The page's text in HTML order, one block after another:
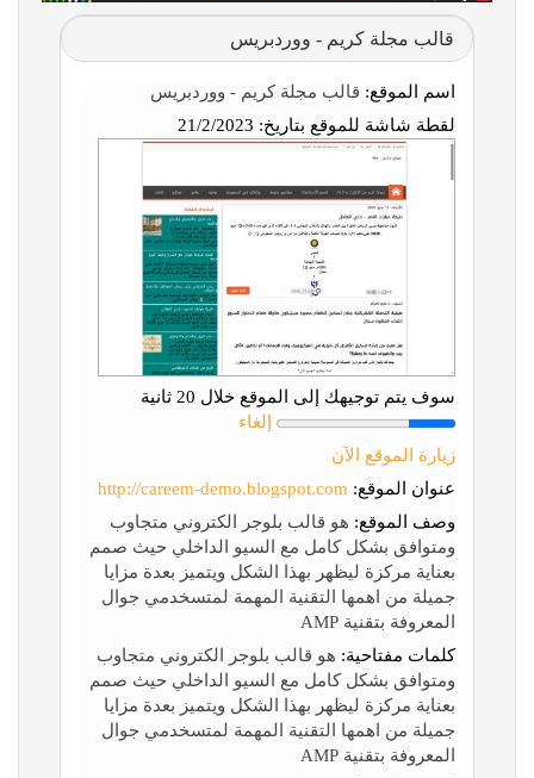
قالب مجلة كريم - ووردبريس
اسم الموقع: قالب مجلة كريم - ووردبريس
لقطة شاشة للموقع بتاريخ:
سوف يتم توجيهك إلى الموقع خلال 20 ثانية
إلغاء
زيارة الموقع الآن
عنوان الموقع: http://careem-demo.blogspot.com
وصف الموقع: هو قالب بلوجر الكتروني متجاوب
ومتوافق بشكل كامل مع السيو الداخلي حيث صمم
بعناية مركزة ليظهر بهذا الشكل ويتميز بعدة مزايا
جميلة من اهمها التقنية المهمة لمتسخدمي جوال
المعروفة بتقنية AMP
كلمات مفتاحية: هو قالب بلوجر الكتروني متجاوب
ومتوافق بشكل كامل مع السيو الداخلي حيث صمم
بعناية مركزة ليظهر بهذا الشكل ويتميز بعدة مزايا
جميلة من اهمها التقنية المهمة لمتسخدمي جوال
المعروفة بتقنية AMP